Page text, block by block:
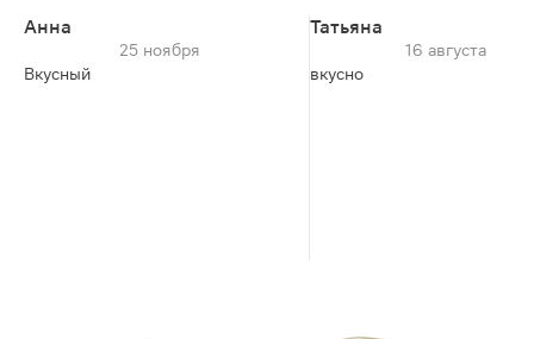
Анна
25 ноября
Вкусный
Татьяна
16 августа
вкусно